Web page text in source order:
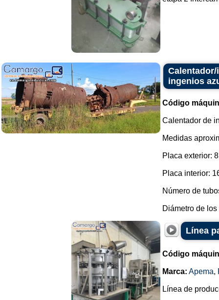
ingenios
Código
Calentador de
Medidas
Placa exterior:
Placa interior:
Número de
Diámetro de
Línea
Código
Marca: Apema,
Línea de